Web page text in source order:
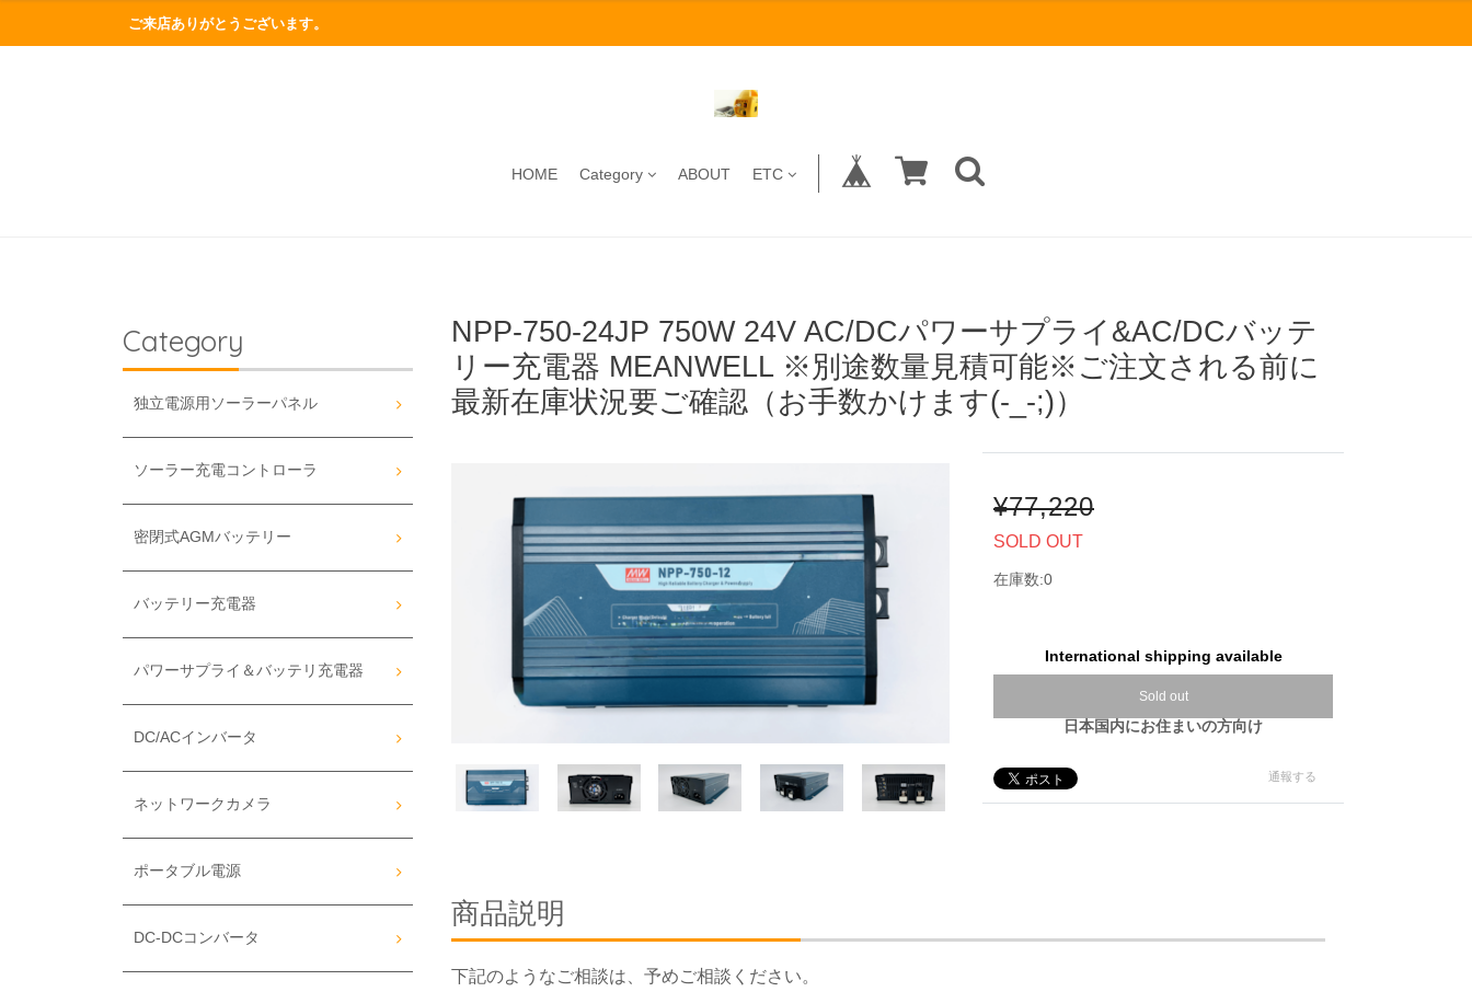
ご来店ありがとうございます。
HOME Category ABOUT ETC
NPP-750-24JP 750W 24V AC/DCパワーサプライ&AC/DCバッテ
リー充電器 MEANWELL ※別途数量見積可能※ご注文される前に
最新在庫状況要ご確認（お手数かけます(-_-;)）
¥77,220
SOLD OUT
在庫数:0
International shipping available
Sold out
日本国内にお住まいの方向け
通報する
商品説明
下記のようなご相談は、予めご相談ください。
Category
独立電源用ソーラーパネル
ソーラー充電コントローラ
密閉式AGMバッテリー
バッテリー充電器
パワーサプライ＆バッテリ充電器
DC/ACインバータ
ネットワークカメラ
ポータブル電源
DC-DCコンバータ